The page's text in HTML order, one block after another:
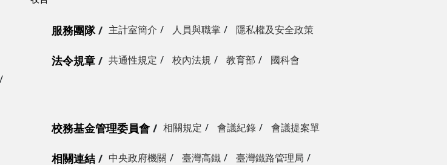
服務團隊 主計室簡介 人員與職掌 隱私權及安全政策
法令規章 共通性規定 校內法規 教育部 國科會
校務基金管理委員會 相關規定 會議紀錄 會議提案單
相關連結 中央政府機關 臺灣高鐵 臺灣鐵路管理局